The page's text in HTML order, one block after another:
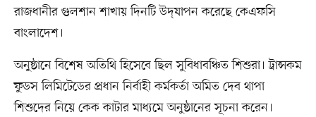
রাজধানীর গুলশান শাখায় দিনটি উদ্‌যাপন করেছে কেএফসি
বাংলাদেশ।
অনুষ্ঠানে বিশেষ অতিথি হিসেবে ছিল সুবিধাবঞ্চিত শিশুরা। ট্রান্সকম
ফুডস লিমিটেডের প্রধান নির্বাহী কর্মকর্তা অমিত দেব থাপা
শিশুদের নিয়ে কেক কাটার মাধ্যমে অনুষ্ঠানের সূচনা করেন।